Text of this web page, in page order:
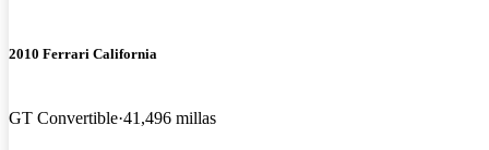
2010 Ferrari California
GT Convertible 41,496 millas